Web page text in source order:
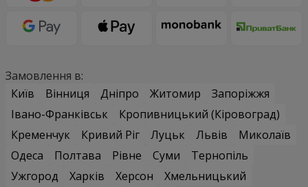
Замовлення в:
Київ
Вінниця Дніпро Житомир
Запоріжжя
Івано-Франківськ
Кропивницький (Кіровоград)
Кременчук
Кривий Ріг Луцьк Львів
Миколаїв
Одеса
Полтава Рівне Суми
Тернопіль
Ужгород
Харків Херсон
Хмельницький